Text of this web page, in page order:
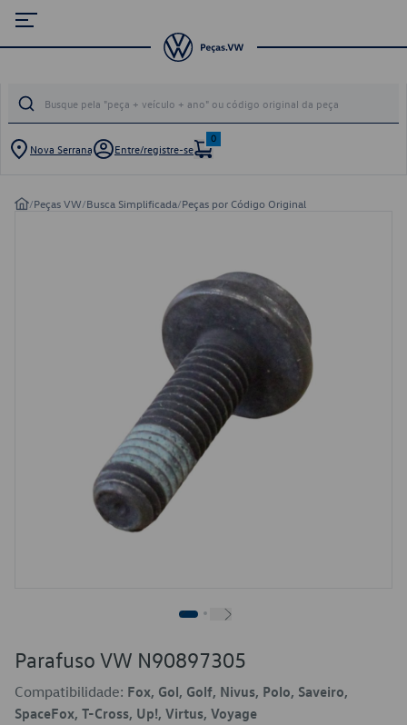
Nova Serrana Entre/registre-se
0
/Peças VW/Busca Simplificada/Peças por Código Original
Parafuso VW N90897305
Compatibilidade: Fox, Gol, Golf, Nivus, Polo, Saveiro,
SpaceFox, T-Cross, Up!, Virtus, Voyage